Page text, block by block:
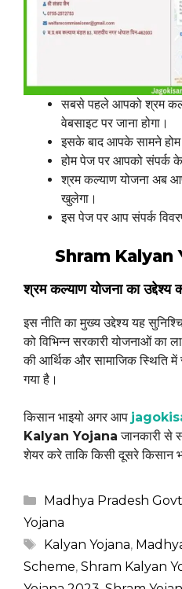
सबसे पहले आपको श्रम
वेबसाइट पर जाना होगा।
इसके बाद आपके सामने
होम पेज पर आपको संपर्क
श्रम कल्याण योजना अब
खुलेगा।
इस पेज पर आप संपर्क
Shram Kalyan
श्रम कल्याण योजनाका उद्देश्य
इस नीति का मुख्य उद्देश्य यह
को विभिन्न सरकारी योजनाओं का
की आर्थिक और सामाजिक स्थिति
गया है।
किसान भाइयो अगर आप
Kalyan Yojana जानकारी से
शेयर करे ताकि किसी दूसरे किसान
Categories
Madhya Pradesh
Yojana
Tags
Kalyan Yojana,
Scheme, Shram Kalyan